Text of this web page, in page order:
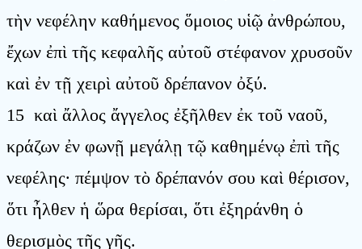
τὴν νεφέλην καθήμενος ὅμοιος υἱῷ ἀνθρώπου,
ἔχων ἐπὶ τῆς κεφαλῆς αὐτοῦ στέφανον χρυσοῦν
καὶ ἐν τῇ χειρὶ αὐτοῦ δρέπανον ὀξύ.
15 καὶ ἄλλος ἄγγελος ἐξῆλθεν ἐκ τοῦ ναοῦ,
κράζων ἐν φωνῇ μεγάλῃ τῷ καθημένῳ ἐπὶ τῆς
νεφέλης· πέμψον τὸ δρέπανόν σου καὶ θέρισον,
ὅτι ἦλθεν ἡ ὥρα θερίσαι, ὅτι ἐξηράνθη ὁ
θερισμὸς τῆς γῆς.